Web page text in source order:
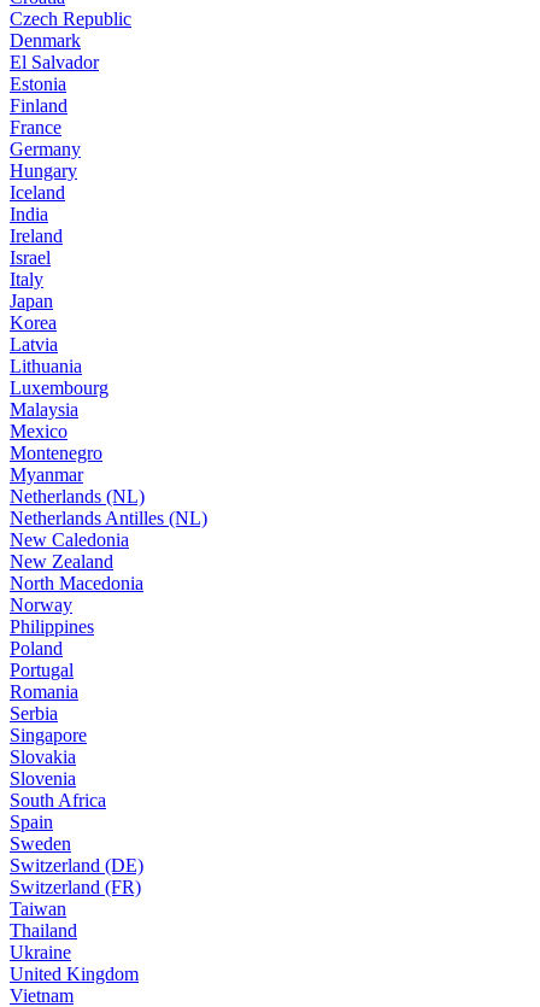
Czech Republic
Denmark
El Salvador
Estonia
Finland
France
Germany
Hungary
Iceland
India
Ireland
Israel
Italy
Japan
Korea
Latvia
Lithuania
Luxembourg
Malaysia
Mexico
Montenegro
Myanmar
Netherlands (NL)
Netherlands Antilles (NL)
New Caledonia
New Zealand
North Macedonia
Norway
Philippines
Poland
Portugal
Romania
Serbia
Singapore
Slovakia
Slovenia
South Africa
Spain
Sweden
Switzerland (DE)
Switzerland (FR)
Taiwan
Thailand
Ukraine
United Kingdom
Vietnam